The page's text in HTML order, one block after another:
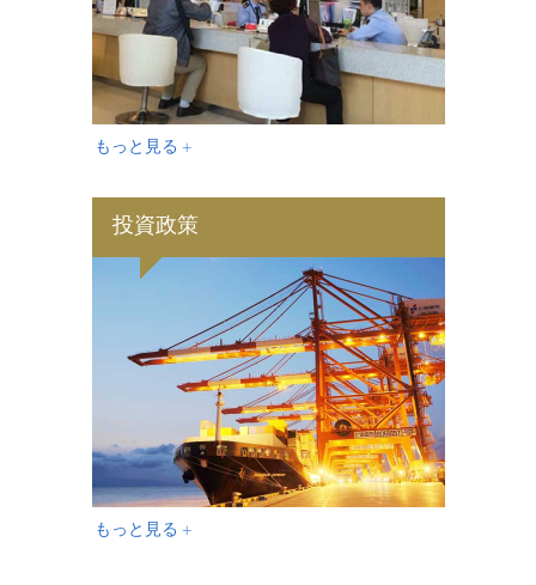
もっと見る +
投資政策
もっと見る +